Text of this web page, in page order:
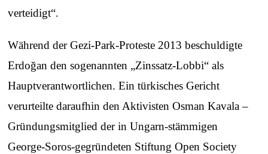
verteidigt“.
Während der Gezi‑Park‑Proteste 2013 beschuldigte
Erdoğan den sogenannten „Zinssatz‑Lobbi“ als
Hauptverantwortlichen. Ein türkisches Gericht
verurteilte daraufhin den Aktivisten Osman Kavala –
Gründungsmitglied der in Ungarn‑stämmigen
George‑Soros‑gegründeten Stiftung Open Society